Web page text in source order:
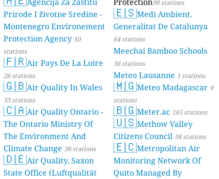
Prirode I životne Sredine -
Montenegro Environement
Protection Agency 10
stations
🇫🇷Air Pays De La Loire
26 stations
🇬🇧Air Quality In Wales
33 stations
🇨🇦Air Quality Ontario -
The Ontario Ministry Of
The Environment And
Climate Change 38 stations
🇩🇪Air Quality, Saxon
State Office (Luftqualität
98 stations
🇪🇸Medi Ambient.
Generalitat De Catalunya
64 stations
Meechai Bamboo Schools
36 stations
Meteo Lausanne 1 stations
🇲🇬Meteo Madagascar 9
stations
🇧🇬Meter.ac 165 stations
🇺🇸Methow Valley
Citizens Council 38 stations
🇪🇨Metropolitan Air
Monitoring Network Of
Quito Managed By